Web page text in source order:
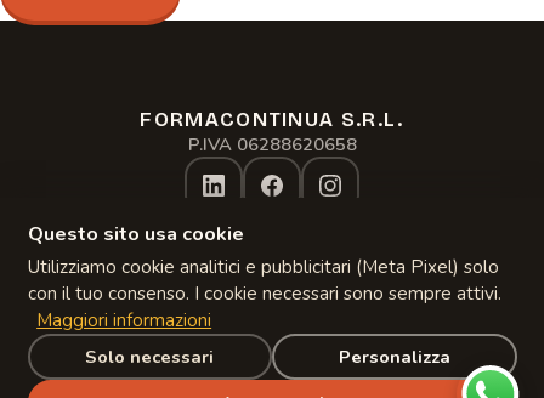
Questo sito usa cookie
Utilizziamo cookie analitici e pubblicitari (Meta Pixel) solo
con il tuo consenso. I cookie necessari sono sempre attivi.
Maggiori informazioni
Solo necessari
Personalizza
Assistente formacontinua.it
Online · risponde subito
FORMACONTINUA S.R.L.
P.IVA 06288620658
Privacy Policy
Copyright 2024– 2026